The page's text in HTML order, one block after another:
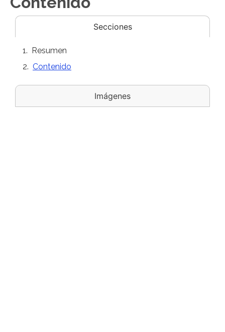
Secciones
Imágenes
Resumen
Contenido